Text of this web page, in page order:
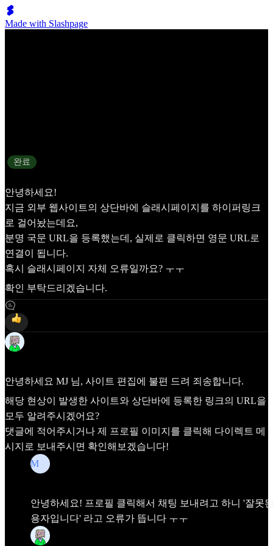
Made with Slashpage
완료
안녕하세요!
지금 외부 웹사이트의 상단바에 슬래시페이지를 하이퍼링크
로 걸어놨는데요,
분명 국문 URL을 등록했는데, 실제로 클릭하면 영문 URL로
연결이 됩니다.
혹시 슬래시페이지 자체 오류일까요? ㅜㅜ
확인 부탁드리겠습니다.
안녕하세요 MJ 님, 사이트 편집에 불편 드려 죄송합니다.
해당 현상이 발생한 사이트와 상단바에 등록한 링크의 URL을
모두 알려주시겠어요?
댓글에 적어주시거나 제 프로필 이미지를 클릭해 다이렉트 메
시지로 보내주시면 확인해보겠습니다!
M
안녕하세요! 프로필 클릭해서 채팅 보내려고 하니 '잘못
용자입니다' 라고 오류가 뜹니다 ㅜㅜ